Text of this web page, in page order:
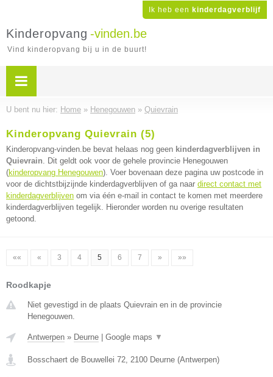
Ik heb een kinderdagverblijf
Kinderopvang -vinden.be
Vind kinderopvang bij u in de buurt!
U bent nu hier: Home » Henegouwen » Quievrain
Kinderopvang Quievrain (5)
Kinderopvang-vinden.be bevat helaas nog geen kinderdagverblijven in
Quievrain. Dit geldt ook voor de gehele provincie Henegouwen
(kinderopvang Henegouwen). Voer bovenaan deze pagina uw postcode in
voor de dichtstbijzijnde kinderdagverblijven of ga naar direct contact met
kinderdagverblijven om via één e-mail in contact te komen met meerdere
kinderdagverblijven tegelijk. Hieronder worden nu overige resultaten
getoond.
«« « 3 4 5 6 7 » »»
Roodkapje
Niet gevestigd in de plaats Quievrain en in de provincie
Henegouwen.
Antwerpen » Deurne Google maps ▼
Bosschaert de Bouwellei 72, 2100 Deurne (Antwerpen)